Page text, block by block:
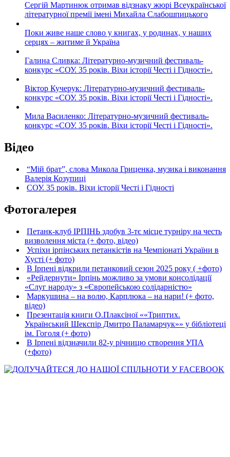
Сергій Мартинюк отримав відзнаку жюрі Всеукраїнської
літературної премії імені Михайла Слабошпицького
Поки живе наше слово у книгах, у родинах, у наших
серцях – житиме й Україна
Галина Сливка: Літературно-музичний фестиваль-
конкурс «СОУ. 35 років. Віхи історії Честі і Гідності».
Віктор Кучерук: Літературно-музичний фестиваль-
конкурс «СОУ. 35 років. Віхи історії Честі і Гідності».
Мила Василенко: Літературно-музичний фестиваль-
конкурс «СОУ. 35 років. Віхи історії Честі і Гідності».
Відео
“Мій брат”, слова Микола Гриценка, музика і виконання
Валерія Козупиці
СОУ. 35 років. Віхи історії Честі і Гідності
Фотогалерея
Петанк-клуб ІРПІНЬ здобув 3-тє місце турніру на честь
визволення міста (+ фото, відео)
Успіхи ірпінських петанкістів на Чемпіонаті України в
Хусті (+ фото)
В Ірпені відкрили петанковий сезон 2025 року ( +фото)
«Рейдернути» Ірпінь можливо за умови консолідації
«Слуг народу» з «Європейською солідарністю»
Маркушина – на волю, Карплюка – на нари! (+ фото,
відео)
Презентація книги О.Плаксіної ««Триптих.
Український Шекспір Дмитро Паламарчук»» у бібліотеці
ім. Гоголя (+ фото)
В Ірпені відзначили 82-у річницю створення УПА
(+фото)